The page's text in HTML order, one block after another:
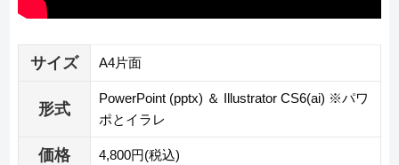
サイズ A4片面
形式
PowerPoint (pptx) ＆ Illustrator CS6(ai) ※パワ
ポとイラレ
価格 4,800円(税込)